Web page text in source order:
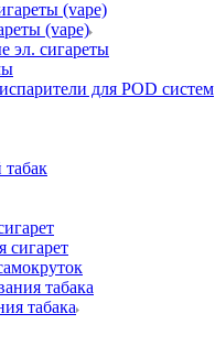
(vape)
эл. сигареты
для POD систем
сигарет
табака